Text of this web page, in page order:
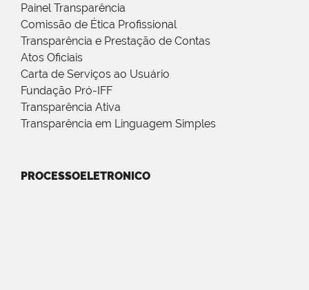
Painel Transparência
Comissão de Ética Profissional
Transparência e Prestação de Contas
Atos Oficiais
Carta de Serviços ao Usuário
Fundação Pró-IFF
Transparência Ativa
Transparência em Linguagem Simples
PROCESSOELETRONICO